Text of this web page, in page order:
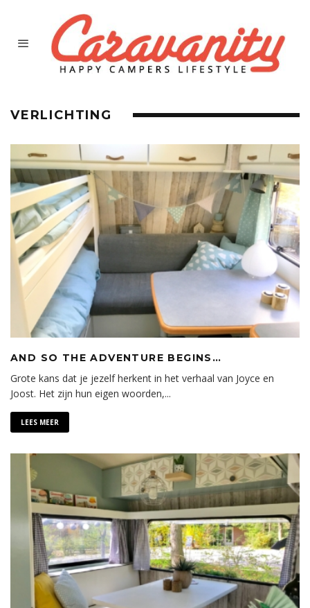
VERLICHTING
AND SO THE ADVENTURE BEGINS…
Grote kans dat je jezelf herkent in het verhaal van Joyce en
Joost. Het zijn hun eigen woorden,...
LEES MEER